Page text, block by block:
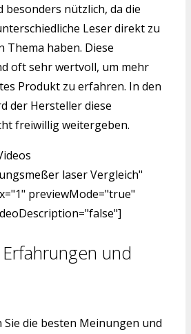
besonders nützlich, da die
Leser direkt zu
Thema haben. Diese
oft sehr wertvoll, um mehr
Produkt zu erfahren. In den
der Hersteller diese
freiwillig weitergeben.
laser Vergleich"
previewMode="true"
und
die besten Meinungen und